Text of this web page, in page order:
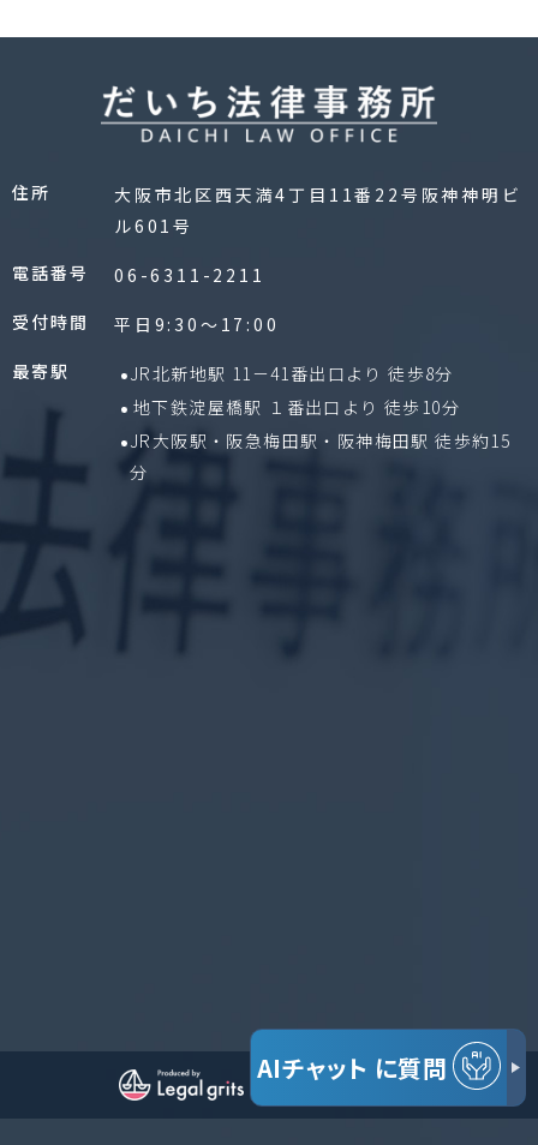
住所
大阪市北区西天満4丁目11番22号阪神神明ビ
ル601号
電話番号
06-6311-2211
受付時間
平日9:30〜17:00
最寄駅
JR北新地駅 11－41番出口より 徒歩8分
地下鉄淀屋橋駅 １番出口より 徒歩10分
JR大阪駅・阪急梅田駅・阪神梅田駅 徒歩約15
分
© だいち法律事務所
AIチャット に質問